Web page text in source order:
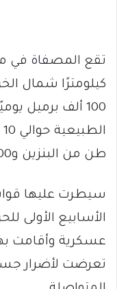
كيلومترًا شمال
100 ألف برميل
طن من البنزين و800 ألف طن من غاز الطهي.
سيطرت عليها
الأسابيع الأولى
عسكرية وأقامت
تعرضت لأضرار